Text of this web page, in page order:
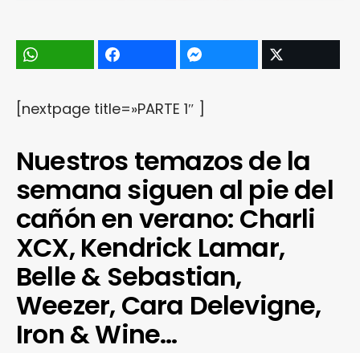
[nextpage title=»PARTE 1″ ]
Nuestros temazos de la
semana siguen al pie del
cañón en verano: Charli
XCX, Kendrick Lamar,
Belle & Sebastian,
Weezer, Cara Delevigne,
Iron & Wine…